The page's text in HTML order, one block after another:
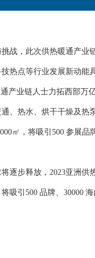
战，此次供热暖通产业
热点等行业发展新动能
产业链人士力拓西部万
、热水、烘干干燥及热
㎡，将吸引500 参展品
逐步释放，2023亚洲供
吸引500 品牌、30000